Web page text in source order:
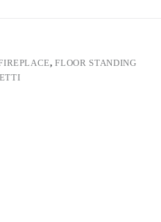
,FLOOR STANDING